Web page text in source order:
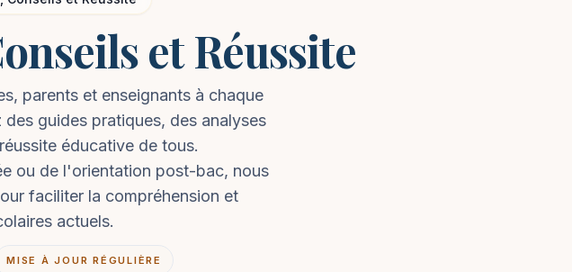
et Réussite
parents et enseignants à chaque
guides pratiques, des analyses
éducative de tous.
ou de l'orientation post-bac, nous
faciliter la compréhension et
actuels.
MISE À JOUR RÉGULIÈRE